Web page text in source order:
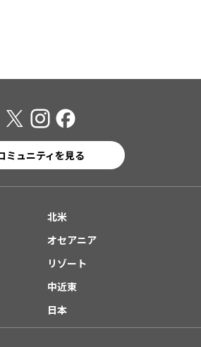
ミュニティを見る
北米
オセアニア
リゾート
中近東
日本